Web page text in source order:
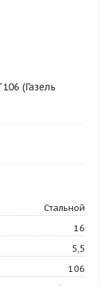
(Газель
Стальной
16
5,5
106